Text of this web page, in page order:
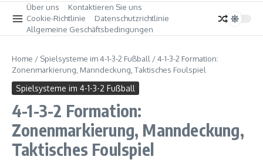
Über uns
Kontaktieren Sie uns
Cookie-Richtlinie
Datenschutzrichtlinie
Allgemeine Geschäftsbedingungen
Home / Spielsysteme im 4-1-3-2 Fußball /4-1-3-2 Formation:
Zonenmarkierung, Manndeckung, Taktisches Foulspiel
Spielsysteme im 4-1-3-2 Fußball
4-1-3-2 Formation:
Zonenmarkierung, Manndeckung,
Taktisches Foulspiel